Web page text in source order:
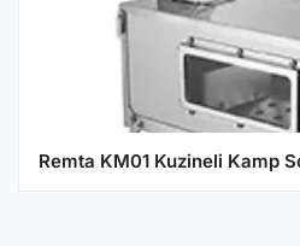
Remta KM01 Kuzineli Kamp